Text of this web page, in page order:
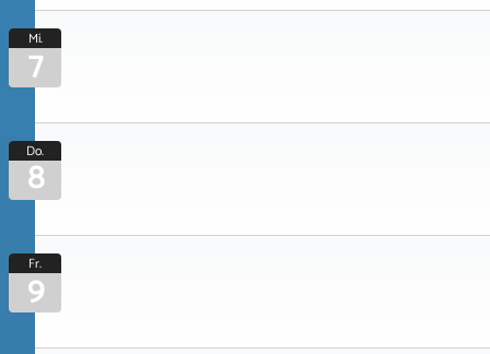
Mi.
7
Do.
8
Fr.
9